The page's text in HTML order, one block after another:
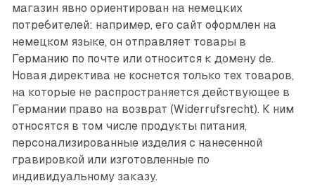
магазин явно ориентирован на немецких
потребителей: например, его сайт оформлен на
немецком языке, он отправляет товары в
Германию по почте или относится к домену de.
Новая директива не коснется только тех товаров,
на которые не распространяется действующее в
Германии право на возврат (Widerrufsrecht). К ним
относятся в том числе продукты питания,
персонализированные изделия с нанесенной
гравировкой или изготовленные по
индивидуальному заказу.